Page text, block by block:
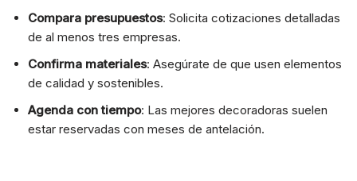
Compara presupuestos: Solicita cotizaciones detalladas
de al menos tres empresas.
Confirma materiales: Asegúrate de que usen elementos
de calidad y sostenibles.
Agenda con tiempo: Las mejores decoradoras suelen
estar reservadas con meses de antelación.